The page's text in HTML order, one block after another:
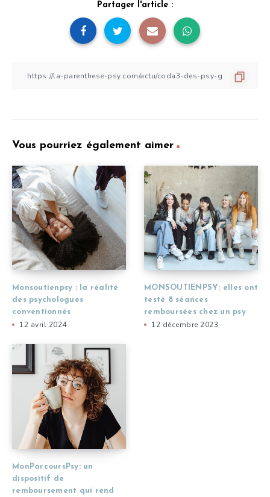
Partager l'article :
Vous pourriez également aimer
Monsoutienpsy : la réalité
des psychologues
conventionnés
12 avril 2024
MONSOUTIENPSY: elles ont
testé 8 séances
remboursées chez un psy
12 décembre 2023
MonParcoursPsy: un
dispositif de
remboursement qui rend